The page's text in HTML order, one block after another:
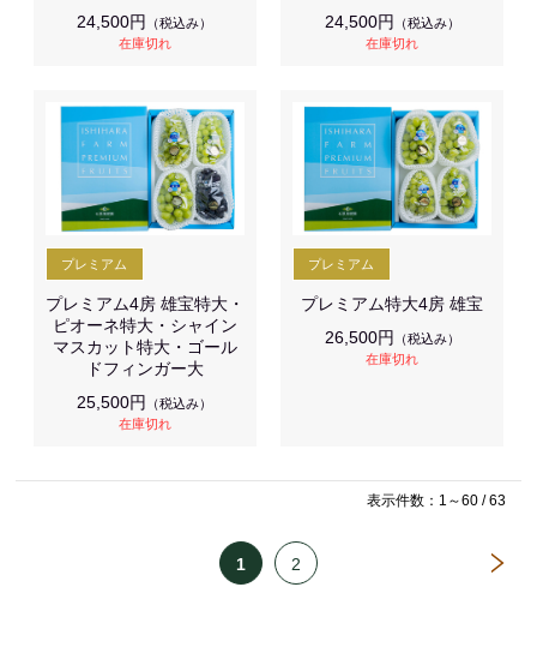
24,500円
（税込み）
在庫切れ
24,500円
（税込み）
在庫切れ
プレミアム4房 雄宝特大・
ピオーネ特大・シャイン
マスカット特大・ゴール
ドフィンガー大
25,500円
（税込み）
在庫切れ
プレミアム特大4房 雄宝
26,500円
（税込み）
在庫切れ
表示件数：1～60 / 63
1 2